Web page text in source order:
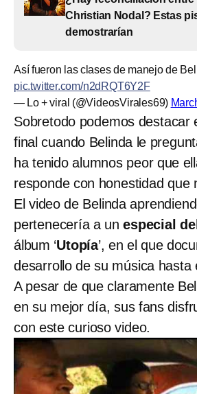
Christian Nodal? Estas
demostrarían
Así fueron las clases de manejo de
pic.twitter.com/n2dRQT6Y2F
— Lo + viral (@VideosVirales69)
Sobretodo podemos destacar
final cuando Belinda le
ha tenido alumnos peor que
responde con honestidad que
El video de Belinda
pertenecería a unespecial
álbum ‘Utopía’, en el que
desarrollo de su música hasta
A pesar de que claramente
en su mejor día, sus fans
con este curioso video.